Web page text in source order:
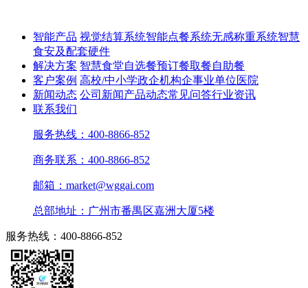
智能产品 视觉结算系统智能点餐系统无感称重系统智慧
食安及配套硬件
解决方案 智慧食堂自选餐预订餐取餐自助餐
客户案例 高校/中小学政企机构企事业单位医院
新闻动态 公司新闻产品动态常见问答行业资讯
联系我们
服务热线：400-8866-852
商务联系：400-8866-852
邮箱：market@wggai.com
总部地址：广州市番禺区嘉洲大厦5楼
服务热线：400-8866-852